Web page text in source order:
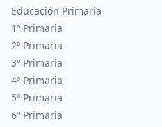
Educación Primaria
1º Primaria
2º Primaria
3º Primaria
4º Primaria
5º Primaria
6º Primaria